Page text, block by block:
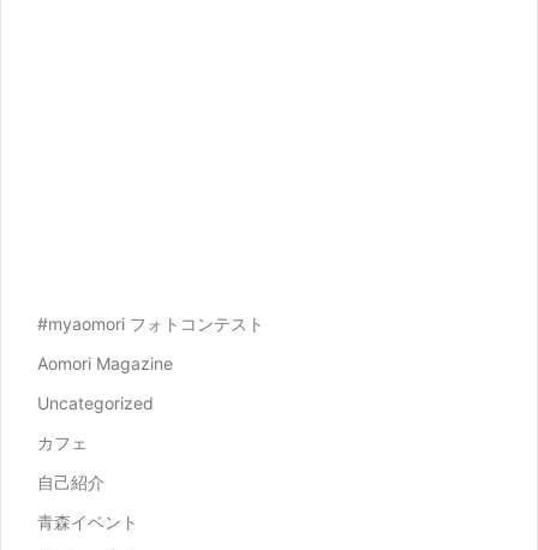
#myaomori フォトコンテスト
Aomori Magazine
Uncategorized
カフェ
自己紹介
青森イベント